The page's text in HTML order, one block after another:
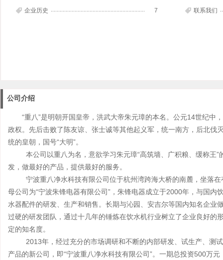
企业历史 7 联系我们
公司介绍
“重八”是明朝开国皇帝，洪武大帝朱元璋的本名。公元14世纪中
政权。先后击败了陈友谅、张士诚等其他起义军，统一南方，后北伐
统的皇朝，国号“大明”。
本公司以重八为名，意欲学习朱元璋“高筑墙、广积粮、缓称王”
发，做最好的产品，提供最好的服务。
宁波重八净水科技有限公司位于杭州湾跨海大桥的南麓，坐落在
母公司为“宁波朱锋电器有限公司”，朱锋电器成立于2000年，与国内
水器配件的研发、生产和销售。长期与沁园、安吉尔等国内知名企业
过硬的研发团队，通过十几年的锤炼在饮水机行业树立了企业良好的
定的知名度。
2013年，经过充分的市场调研和不断的内部研发、试生产、测试
产品的新公司，即“宁波重八净水科技有限公司”。一期总投资500万